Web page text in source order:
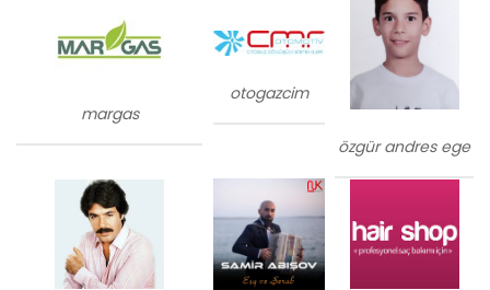
margas
otogazcim
özgür andres ege